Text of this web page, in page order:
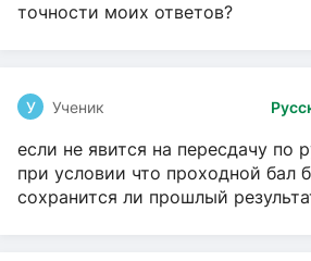
точности моих ответов?
У Ученик
если не явится на пересдачу по
при условии что проходной бал
сохранится ли прошлый